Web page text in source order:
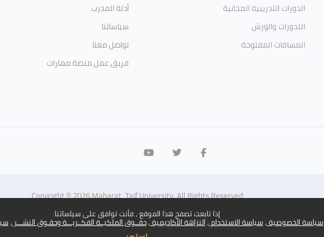
إذا تابعت تصفح هذا الموقع ، فأنت توافق على سياساتنا:
سياسة الخصوصية سياسة الاستخدام النزاهة الأكاديمية حقــوق الملكيــة الفكــريـــة وحقـوق النشـــر
الدورات التدريبية المجانية
الندورات والورش
المساقات المفتوحة
أدلة المدرب
سياساتنا
تواصل معنا
فريق عمل منصة مهارات
Copyright © 2026 Maharat, Taif University. All Rights Reserved.